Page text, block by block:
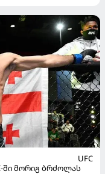
UFC
ში მორიგ ბრძოლას